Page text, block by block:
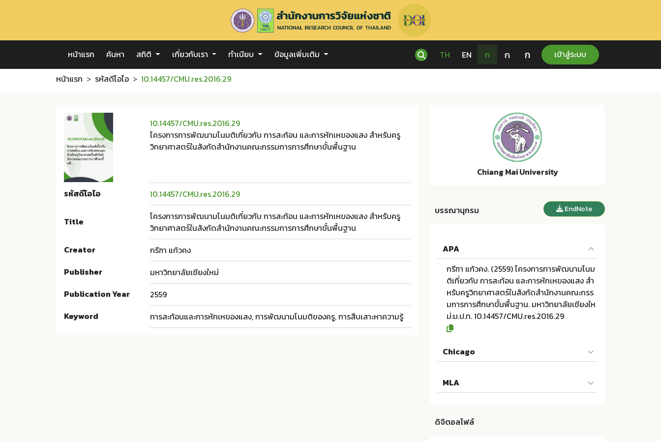
หน้าแรก ค้นหา สถิติ เกี่ยวกับเรา ทำเนียบ ข้อมูลเพิ่มเติม TH EN ก ก ก เข้าสู่ระบบ
หน้าแรก รหัสดีโอไอ 10.14457/CMU.res.2016.29
10.14457/CMU.res.2016.29
โครงการการพัฒนามโนมติเกี่ยวกับ การสะท้อน และการหักเหของแสง สำหรับครู
วิทยาศาสตร์ในสังกัดสำนักงานคณะกรรมการการศึกษาขั้นพื้นฐาน
รหัสดีโอไอ 10.14457/CMU.res.2016.29
Title
โครงการการพัฒนามโนมติเกี่ยวกับ การสะท้อน และการหักเหของแสง สำหรับครู
วิทยาศาสตร์ในสังกัดสำนักงานคณะกรรมการการศึกษาขั้นพื้นฐาน
Creator
กรีฑา แก้วคง
Publisher
มหาวิทยาลัยเชียงใหม่
Publication Year
2559
Keyword
การสะท้อนและการหักเหของแสง, การพัฒนามโนมติของครู, การสืบเสาะหาความรู้
Chiang Mai University
บรรณานุกรม EndNote
APA
กรีฑา แก้วคง. (2559) โครงการการพัฒนามโนม
ติเกี่ยวกับ การสะท้อน และการหักเหของแสง สำ
หรับครูวิทยาศาสตร์ในสังกัดสำนักงานคณะกรร
มการการศึกษาขั้นพื้นฐาน. มหาวิทยาลัยเชียงให
ม่:ม.ป.ท. 10.14457/CMU.res.2016.29
Chicago
เกี่ยวกับ การสะท้อน และการหักเหของแสง สำห
รับครูวิทยาศาสตร์ในสังกัดสำนักงานคณะกรรม
ยงใหม่; 10.14457/CMU.res.2016.29
MLA
วิทยาศาสตร์ในสังกัดสำนักงานคณะกรรมการกา
ดิจิตอลไฟล์